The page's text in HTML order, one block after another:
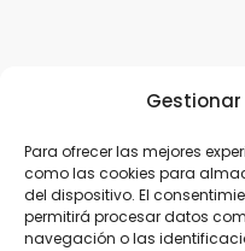
Para ofrecer las mejores
como las cookies para
del dispositivo. El
permitirá procesar datos
navegación o las